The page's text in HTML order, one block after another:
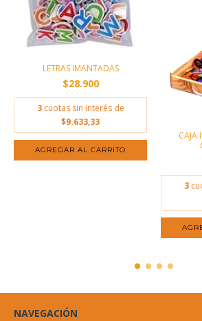
LETRAS IMANTADAS
$28.900
3 cuotas sin interés de
$9.633,33
CAJA
3
NAVEGACIÓN